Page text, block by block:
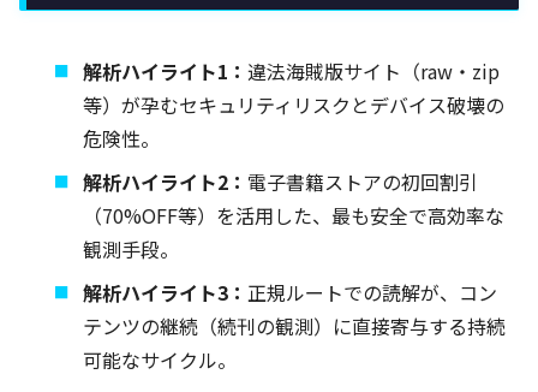
解析ハイライト1：違法海賊版サイト（raw・zip
等）が孕むセキュリティリスクとデバイス破壊の
危険性。
解析ハイライト2： 電子書籍ストアの初回割引
（70%OFF等）を活用した、最も安全で高効率な
観測手段。
解析ハイライト3：正規ルートでの読解が、コン
テンツの継続（続刊の観測）に直接寄与する持続
可能なサイクル。